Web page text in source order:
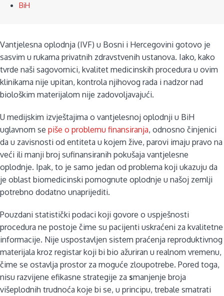
BiH
Vantjelesna oplodnja (IVF) u Bosni i Hercegovini gotovo je
sasvim u rukama privatnih zdravstvenih ustanova. Iako, kako
tvrde naši sagovornici, kvalitet medicinskih procedura u ovim
klinikama nije upitan, kontrola njihovog rada i nadzor nad
biološkim materijalom nije zadovoljavajući.
U medijskim izvještajima o vantjelesnoj oplodnji u BiH
uglavnom se piše o problemu finansiranja, odnosno činjenici
da u zavisnosti od entiteta u kojem žive, parovi imaju pravo na
veći ili manji broj sufinansiranih pokušaja vantjelesne
oplodnje. Ipak, to je samo jedan od problema koji ukazuju da
je oblast biomedicinski pomognute oplodnje u našoj zemlji
potrebno dodatno unaprijediti.
Pouzdani statistički podaci koji govore o uspješnosti
procedura ne postoje čime su pacijenti uskraćeni za kvalitetne
informacije. Nije uspostavljen sistem praćenja reproduktivnog
materijala kroz registar koji bi bio ažuriran u realnom vremenu,
čime se ostavlja prostor za moguće zloupotrebe. Pored toga,
nisu razvijene efikasne strategije za smanjenje broja
višeplodnih trudnoća koje bi se, u principu, trebale smatrati